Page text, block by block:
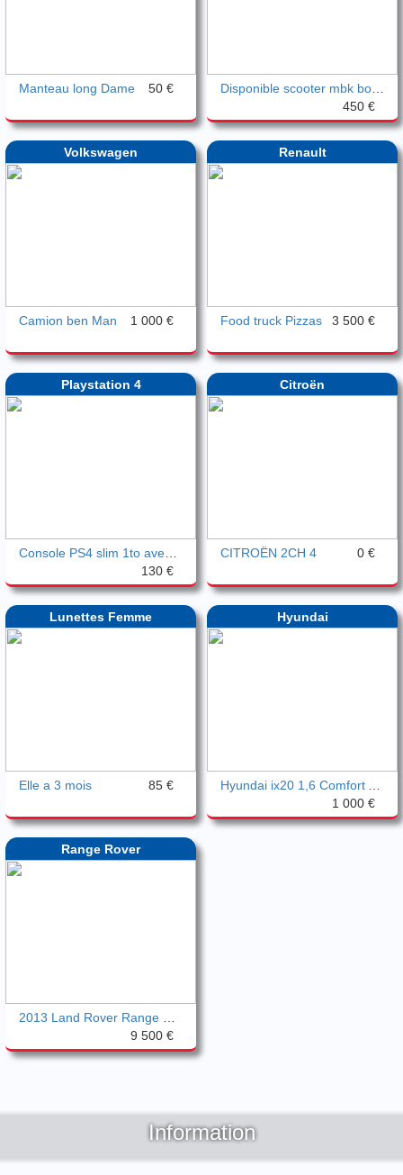
Manteau long Dame 50 €
450 €
Volkswagen
Camion ben Man 1 000 €
Renault
Food truck Pizzas 3 500 €
Playstation 4
130 €
Citroën
CITROËN 2CH 4 0 €
Lunettes Femme
Elle a 3 mois 85 €
Hyundai
1 000 €
Range Rover
9 500 €
Information